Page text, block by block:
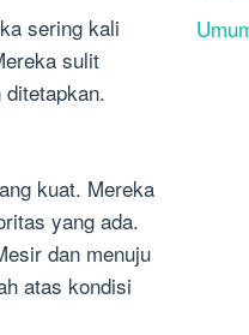
sering kali
sulit
kuat. Mereka
yang ada.
dan menuju
atas kondisi